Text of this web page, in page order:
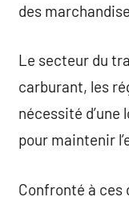
des
Le secteur du
carburant, les
nécessité
pour maintenir
Confronté à ces